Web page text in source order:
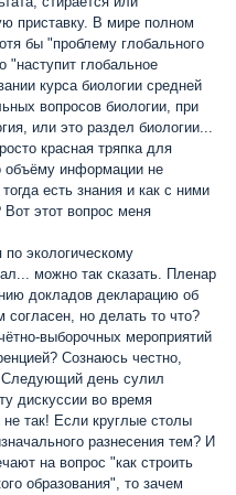
приставку. В мире полном
бы "проблему глобального
"наступит глобальное
курса биологии средней
вопросов биологии, при
или это раздел биологии...
красная тряпка для
объёму информации не
есть знания и как с ними
этот вопрос меня
экологическому
можно так сказать. Пленар
докладов декларацию об
но делать то что?
выборочных мероприятий
Сознаюсь честно,
Следующий день сулил
дискуссии во время
так! Если круглые столы
разнесения тем? И
на вопрос "как строить
образования", то зачем